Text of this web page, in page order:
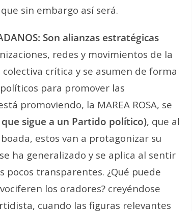
sin embargo así será.
Son alianzas estratégicas
redes y movimientos de la
crítica y se asumen de forma
para promover las
promoviendo, la MAREA ROSA, se
sigue a un Partido político), que al
estos van a protagonizar su
se ha generalizado y se aplica al sentir
pocos transparentes. ¿Qué puede
los oradores? creyéndose
cuando las figuras relevantes